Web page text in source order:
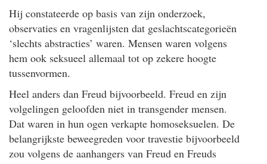
Hij constateerde op basis van zijn onderzoek,
observaties en vragenlijsten dat geslachtscategorieën
‘slechts abstracties’ waren. Mensen waren volgens
hem ook seksueel allemaal tot op zekere hoogte
tussenvormen.
Heel anders dan Freud bijvoorbeeld. Freud en zijn
volgelingen geloofden niet in transgender mensen.
Dat waren in hun ogen verkapte homoseksuelen. De
belangrijkste beweegreden voor travestie bijvoorbeeld
zou volgens de aanhangers van Freud en Freuds